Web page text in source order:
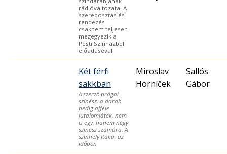
rádióváltozata. A
szereposztás és
rendezés
csaknem teljesen
megegyezik a
Pesti Színházbéli
előadáséval.
Két férfi
sakkban
A szerző prágai
színész, a darab
pedig afféle
jutalomjáték, nem
is egy, hanem négy
színész számára. A
színhely Itália, az
időpon
Miroslav
Horníček
Sallós
Gábor